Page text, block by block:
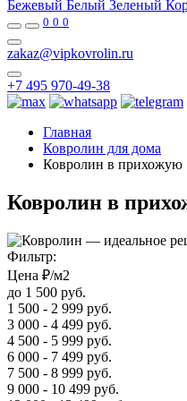
Бежевый Белый Зеленый
0 0 0
zakaz@vipkovrolin.ru
+7 495 970-49-38
Главная
Ковролин для дома
Ковролин в прихожую
Ковролин в
Фильтр:
Цена ₽/м2
до 1 500 руб.
1 500 - 2 999 руб.
3 000 - 4 499 руб.
4 500 - 5 999 руб.
6 000 - 7 499 руб.
7 500 - 8 999 руб.
9 000 - 10 499 руб.